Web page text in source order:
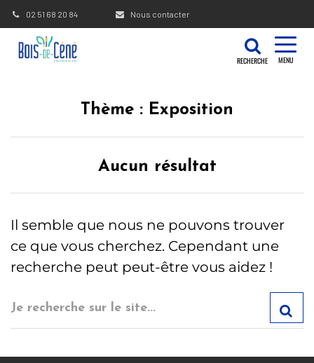
02 51 68 20 84 Nous contacter
RECHERCHE MENU
Thème : Exposition
Aucun résultat
Il semble que nous ne pouvons trouver
ce que vous cherchez. Cependant une
recherche peut peut-être vous aidez !